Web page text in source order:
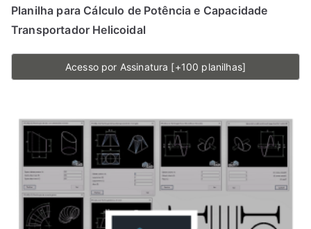
Planilha para Cálculo de Potência e Capacidade
Transportador Helicoidal
Acesso por Assinatura [+100 planilhas]